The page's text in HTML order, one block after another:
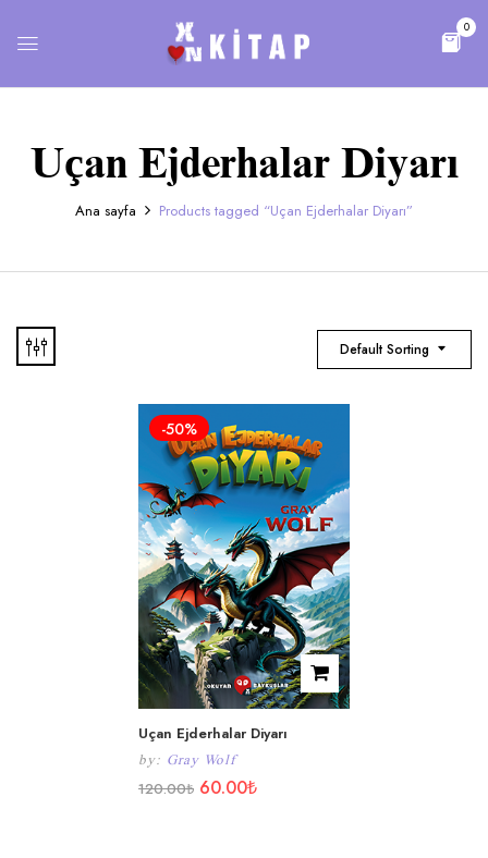
0
Uçan Ejderhalar Diyarı
Ana sayfa Products tagged “Uçan Ejderhalar Diyarı”
Default Sorting
-50%
Uçan Ejderhalar Diyarı
by: Gray Wolf
120.00₺ 60.00₺